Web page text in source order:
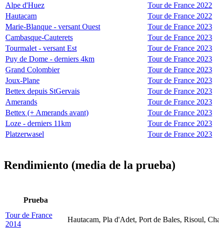
Alpe d'Huez
Tour de France 2022
Hautacam
Tour de France 2022
Marie-Blanque - versant Ouest
Tour de France 2023
Cambasque-Cauterets
Tour de France 2023
Tourmalet - versant Est
Tour de France 2023
Puy de Dome - derniers 4km
Tour de France 2023
Grand Colombier
Tour de France 2023
Joux-Plane
Tour de France 2023
Bettex depuis StGervais
Tour de France 2023
Amerands
Tour de France 2023
Bettex (+ Amerands avant)
Tour de France 2023
Loze - derniers 11km
Tour de France 2023
Platzerwasel
Tour de France 2023
Rendimiento (media de la prueba)
Prueba
Tour de France
2014
Hautacam, Pla d'Adet, Port de Bales, Risoul,